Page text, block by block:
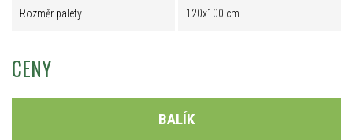
Rozměr palety 120x100 cm
CENY
BALÍK